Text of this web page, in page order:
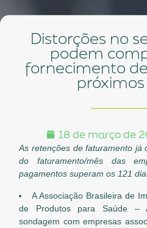
Distorções no setor de saúde
podem
fornecimento
18 de março de
As retenções de faturamento já
do faturamento/mês das
pagamentos superam os 121
A Associação Brasileira de
de Produtos para Saúde –
sondagem com empresas